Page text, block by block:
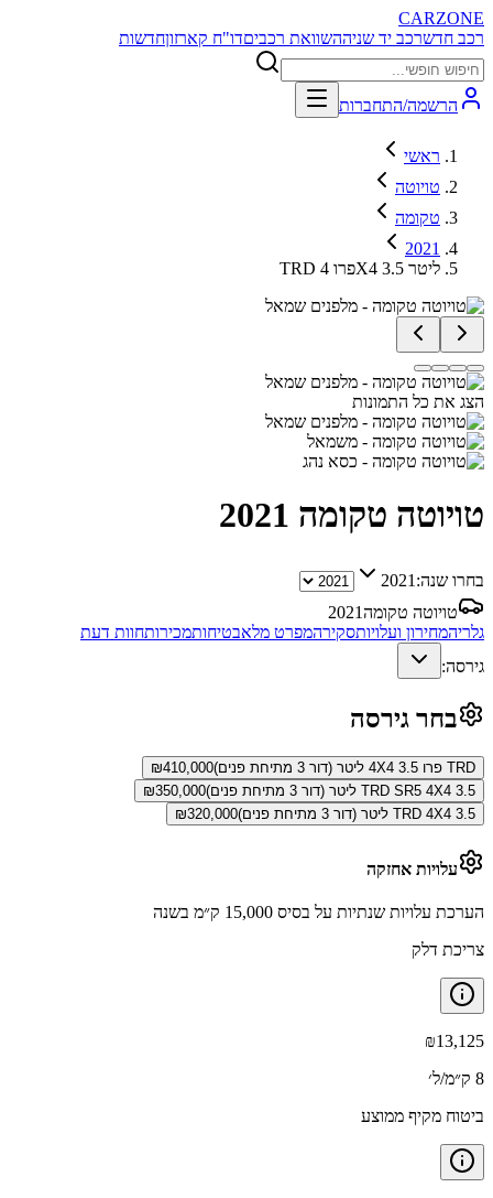
CARZONE
רכב חדשרכב יד שניההשוואת רכביםדו"ח קארזוןחדשות
הרשמה/התחברות
ראשי
טויוטה
טקומה
2021
TRD פרו 4X4 3.5 ליטר
הצג את כל התמונות
טויוטה טקומה 2021
בחרו שנה: 2021
טויוטה טקומה2021
גלריהמחירון ועלויותסקירהמפרט מלאבטיחותמכירותחוות דעת
גירסה:
בחר גירסה
TRD פרו 4X4 3.5 ליטר (דור 3 מתיחת פנים) ₪410,000
TRD SR5 4X4 3.5 ליטר (דור 3 מתיחת פנים)
₪350,000
TRD 4X4 3.5 ליטר (דור 3 מתיחת פנים)
₪320,000
עלויות אחזקה
הערכת עלויות שנתיות על בסיס 15,000 ק״מ בשנה
צריכת דלק
₪13,125
8 ק״מ/ל׳
ביטוח מקיף ממוצע